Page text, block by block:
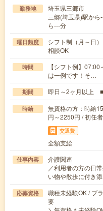
勤務地
埼玉県三郷市
三郷(埼玉県)駅か
ら---分
曜日頻度
シフト制（月～日
相談OK
時間
【シフト例】
は一例です！そ…
期間 即日～2ヶ月以上 ■
時給
無資格の方：時給
円～2250円 / 初任
交通費
全額支給
仕事内容
介護関連
／利用者の方の日
い物や散歩に付き
応募資格
職種未経験OK / ブ
要